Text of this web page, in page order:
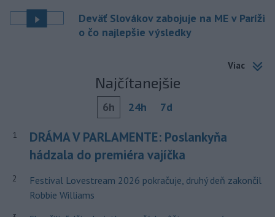
Deväť Slovákov zabojuje na ME v Paríži
o čo najlepšie výsledky
Viac
Najčítanejšie
6h 24h 7d
1
DRÁMA V PARLAMENTE: Poslankyňa
hádzala do premiéra vajíčka
2
Festival Lovestream 2026 pokračuje, druhý deň zakončil
Robbie Williams